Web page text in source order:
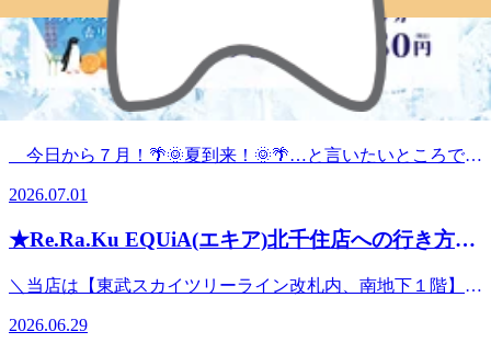
に溜め込んでしまった重だるさ…モヤモヤが残っている感
じ……揉みほぐしでリラックス、ひんやりさっぱり炭酸泡と
ジェルですっきり爽快リフレッシュしませんか
北千住店は駅の構内にあり、夏の日差しの暑すぎる日で
も外に出ることなくご来店いただけます。その為、お仕事帰
りの夕方から夜はご予約が早い時間に埋まってしまうことが
多いです(｡-人-｡) 当日の朝や昼間にオンライン予約状況を確
認し、行きたい時間帯に空きがないという場合でも、お助け
で、こまめに色んな時間帯に予約状況をチェックしてみてく
皆さま、こんにちは!(^^)Re.Ra.Ku EQUiA北千住店です(*´▽
｀*)だんだんと暑さが増してきましたが体調は崩されてはい
ませんんか？？この時期、室内外の温度差で体調を崩しやす
いのでお出かけの際は羽織るものをお持ちになってこまめな
水分補給をして下さいね(^^♪ 本格的に夏らしくなっていま
つき引き続きご用意しております♪梅雨は過ぎました、が！
身体ダル重の方、やる気が出ない、頭がボーっとするなどあ
ましょう♪♪ 【ボデイケア60分＋ネックリンパケア10分＋爽
快ヘッドスパ10分】となっております(^^♪ 北千住店は駅構
内にあり、お仕事帰りの夕方から夜はご予約が早い時間に埋
ライン予約状況を確認し、行きたい時間帯に空きがないとい
2026.07.15
🌞ジメジメの７月！🌞
今日から７月！🌴🌞夏到来！🌞🌴…と言いたいところです
おります。体調などは崩されていませんか？💦空調の設定温
度の正解を決めかね頭を悩ませているRe.Ra.Ku EQUiA北千
住店です！💪 まだまだ不安定な時期が続いているので、当
店では先月末から始動した『雨天のモヤモヤ☔撃退セット👊
もお選びいただけるセットです！🌞内容は、『ボディケア60
2026.07.01
★Re.Ra.Ku EQUiA(エキア)北千住店への行き方
＼当店は【東武スカイツリーライン改札内、南地下１階】に
←→地下鉄千代田線への乗り換え通路の途中にございます／
2026.06.29